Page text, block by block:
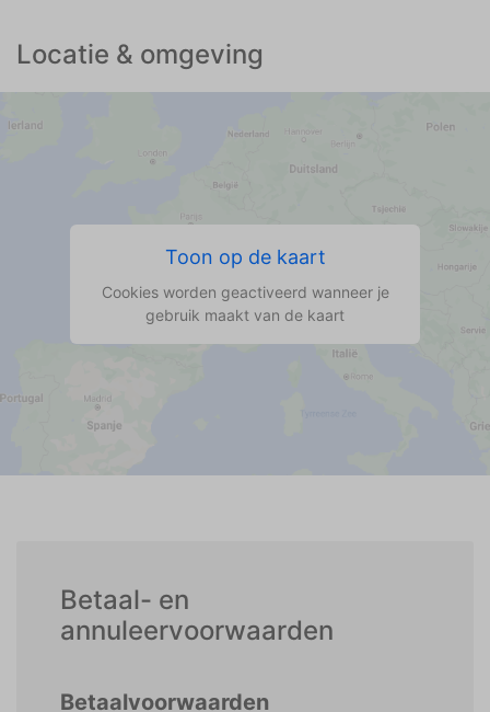
Locatie & omgeving
Toon op de kaart
Cookies worden geactiveerd wanneer je
gebruik maakt van de kaart
Betaal- en
annuleervoorwaarden
Betaalvoorwaarden